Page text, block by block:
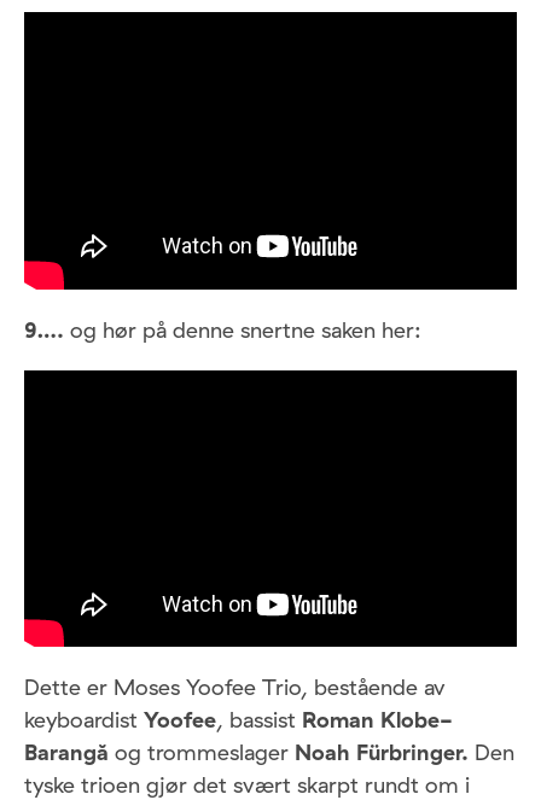
9…. og hør på denne snertne saken her:
Dette er Moses Yoofee Trio, bestående av
keyboardist Yoofee, bassist Roman Klobe-
Barangă og trommeslager Noah Fürbringer. Den
tyske trioen gjør det svært skarpt rundt om i